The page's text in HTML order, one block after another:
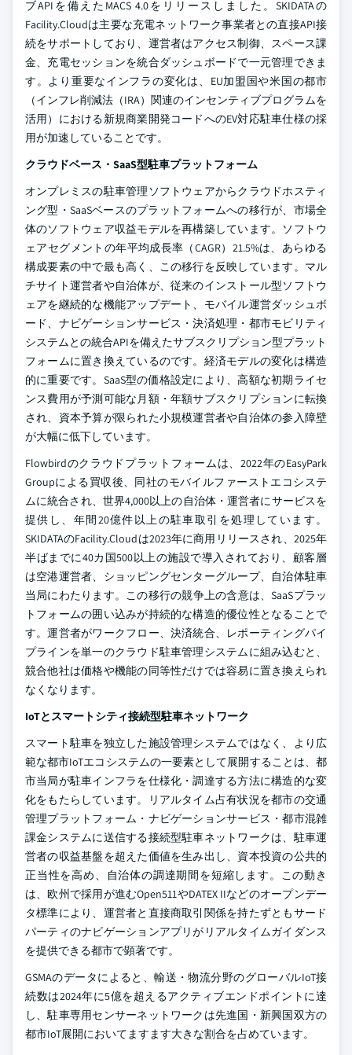
ブAPIを備えたMACS 4.0をリリースしました。SKIDATAの
Facility.Cloudは主要な充電ネットワーク事業者との直接API接
続をサポートしており、運営者はアクセス制御、スペース課
金、充電セッションを統合ダッシュボードで一元管理できま
す。より重要なインフラの変化は、EU加盟国や米国の都市
（インフレ削減法（IRA）関連のインセンティブプログラムを
活用）における新規商業開発コードへのEV対応駐車仕様の採
用が加速していることです。
クラウドベース・SaaS型駐車プラットフォーム
オンプレミスの駐車管理ソフトウェアからクラウドホスティ
ング型・SaaSベースのプラットフォームへの移行が、市場全
体のソフトウェア収益モデルを再構築しています。ソフトウ
ェアセグメントの年平均成長率（CAGR）21.5%は、あらゆる
構成要素の中で最も高く、この移行を反映しています。マル
チサイト運営者や自治体が、従来のインストール型ソフトウ
ェアを継続的な機能アップデート、モバイル運営ダッシュボ
ード、ナビゲーションサービス・決済処理・都市モビリティ
システムとの統合APIを備えたサブスクリプション型プラット
フォームに置き換えているのです。経済モデルの変化は構造
的に重要です。SaaS型の価格設定により、高額な初期ライセ
ンス費用が予測可能な月額・年額サブスクリプションに転換
され、資本予算が限られた小規模運営者や自治体の参入障壁
が大幅に低下しています。
Flowbirdのクラウドプラットフォームは、2022年のEasyPark
Groupによる買収後、同社のモバイルファーストエコシステ
ムに統合され、世界4,000以上の自治体・運営者にサービスを
提供し、年間20億件以上の駐車取引を処理しています。
SKIDATAのFacility.Cloudは2023年に商用リリースされ、2025年
半ばまでに40カ国500以上の施設で導入されており、顧客層
は空港運営者、ショッピングセンターグループ、自治体駐車
当局にわたります。この移行の競争上の含意は、SaaSプラッ
トフォームの囲い込みが持続的な構造的優位性となることで
す。運営者がワークフロー、決済統合、レポーティングパイ
プラインを単一のクラウド駐車管理システムに組み込むと、
競合他社は価格や機能の同等性だけでは容易に置き換えられ
なくなります。
IoTとスマートシティ接続型駐車ネットワーク
スマート駐車を独立した施設管理システムではなく、より広
範な都市IoTエコシステムの一要素として展開することは、都
市当局が駐車インフラを仕様化・調達する方法に構造的な変
化をもたらしています。リアルタイム占有状況を都市の交通
管理プラットフォーム・ナビゲーションサービス・都市混雑
課金システムに送信する接続型駐車ネットワークは、駐車運
営者の収益基盤を超えた価値を生み出し、資本投資の公共的
正当性を高め、自治体の調達期間を短縮します。この動き
は、欧州で採用が進むOpen511やDATEX IIなどのオープンデー
タ標準により、運営者と直接商取引関係を持たずともサード
パーティのナビゲーションアプリがリアルタイムガイダンス
を提供できる都市で顕著です。
GSMAのデータによると、輸送・物流分野のグローバルIoT接
続数は2024年に5億を超えるアクティブエンドポイントに達
し、駐車専用センサーネットワークは先進国・新興国双方の
都市IoT展開においてますます大きな割合を占めています。